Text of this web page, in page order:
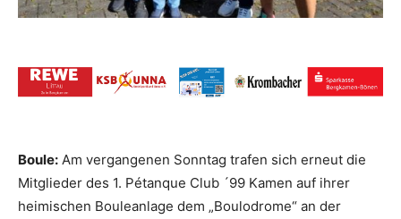
Boule: Am vergangenen Sonntag trafen sich erneut die
Mitglieder des 1. Pétanque Club ´99 Kamen auf ihrer
heimischen Bouleanlage dem „Boulodrome“ an der